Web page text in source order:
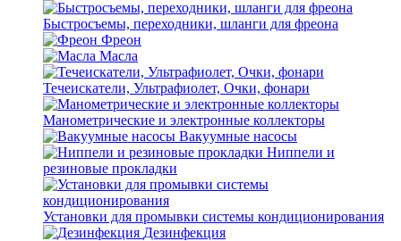
Быстросъемы, переходники, шланги для фреона
Фреон
Масла
Течеискатели, Ультрафиолет, Очки, фонари
Манометрические и электронные коллекторы
Вакуумные насосы
Ниппели и
резиновые прокладки
Установки для промывки системы кондиционирования
Дезинфекция